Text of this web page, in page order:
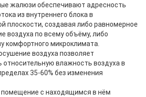
жалюзи обеспечивают адресность
из внутреннего блока в
плоскости, создавая либо равномерное
воздуха по всему объёму, либо
комфортного микроклимата.
воздуха позволяет
влажность воздуха в
35-60% без изменения
помещение с находящимся в нём